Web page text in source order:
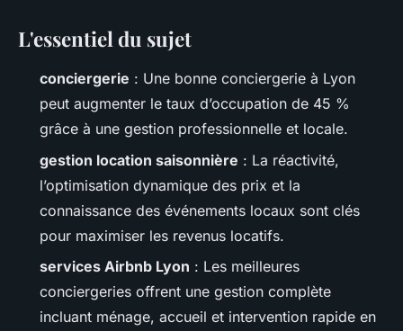
L'essentiel du sujet
conciergerie : Une bonne conciergerie à Lyon
peut augmenter le taux d’occupation de 45 %
grâce à une gestion professionnelle et locale.
gestion location saisonnière : La réactivité,
l’optimisation dynamique des prix et la
connaissance des événements locaux sont clés
pour maximiser les revenus locatifs.
services Airbnb Lyon : Les meilleures
conciergeries offrent une gestion complète
incluant ménage, accueil et intervention rapide en